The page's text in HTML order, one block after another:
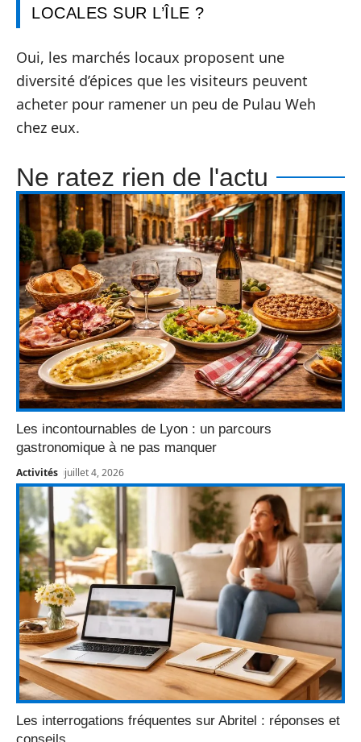
LOCALES SUR L’ÎLE ?
Oui, les marchés locaux proposent une
diversité d’épices que les visiteurs peuvent
acheter pour ramener un peu de Pulau Weh
chez eux.
Ne ratez rien de l'actu
Les incontournables de Lyon : un parcours
gastronomique à ne pas manquer
Activités juillet 4, 2026
Les interrogations fréquentes sur Abritel : réponses et